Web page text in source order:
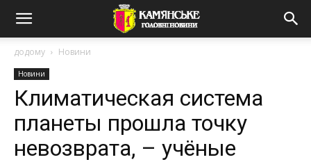
додому Новини
Новини
Климатическая система
планеты прошла точку
невозврата, – учёные